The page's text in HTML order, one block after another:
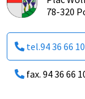
78-320
tel.94 36 66
fax. 94 36 66